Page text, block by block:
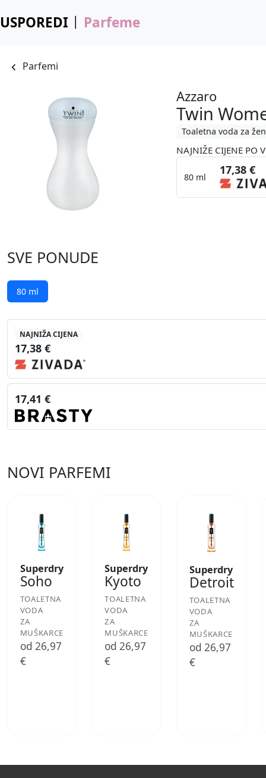
USPOREDI Parfeme
Parfemi
Azzaro
Twin
Toaletna voda za
NAJNIŽE CIJENE PO
80 ml
17,38 €
SVE PONUDE
80 ml
NAJNIŽA CIJENA
17,38 €
17,41 €
NOVI PARFEMI
Superdry
Soho
TOALETNA
VODA
ZA
MUŠKARCE
od 26,97
€
Superdry
Kyoto
TOALETNA
VODA
ZA
MUŠKARCE
od 26,97
€
Superdry
Detroit
TOALETNA
VODA
ZA
MUŠKARCE
od 26,97
€